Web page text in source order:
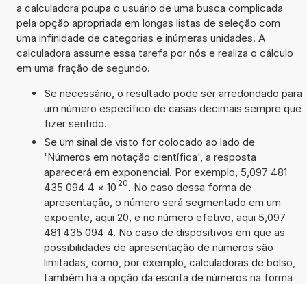
a calculadora poupa o usuário de uma busca complicada
pela opção apropriada em longas listas de seleção com
uma infinidade de categorias e inúmeras unidades. A
calculadora assume essa tarefa por nós e realiza o cálculo
em uma fração de segundo.
Se necessário, o resultado pode ser arredondado para
um número específico de casas decimais sempre que
fizer sentido.
Se um sinal de visto for colocado ao lado de
'Números em notação científica', a resposta
aparecerá em exponencial. Por exemplo, 5,097 481
435 094 4 × 10 20. No caso dessa forma de
apresentação, o número será segmentado em um
expoente, aqui 20, e no número efetivo, aqui 5,097
481 435 094 4. No caso de dispositivos em que as
possibilidades de apresentação de números são
limitadas, como, por exemplo, calculadoras de bolso,
também há a opção da escrita de números na forma